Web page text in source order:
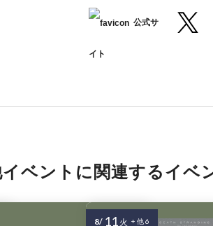
公式サ
イト
ベントに関連するイベ
8/ 11 火 + 他 6